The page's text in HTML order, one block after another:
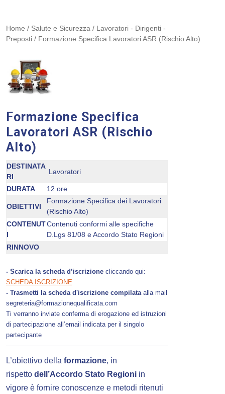
Home / Salute e Sicurezza / Lavoratori - Dirigenti -
Preposti / Formazione Specifica Lavoratori ASR (Rischio Alto)
Formazione Specifica
Lavoratori ASR (Rischio
Alto)
DESTINATA
RI
Lavoratori
DURATA 12 ore
OBIETTIVI
Formazione Specifica dei Lavoratori
(Rischio Alto)
CONTENUT
I
Contenuti conformi alle specifiche
D.Lgs 81/08 e Accordo Stato Regioni
RINNOVO
- Scarica la scheda d’iscrizione cliccando qui:
SCHEDA ISCRIZIONE
- Trasmetti la scheda d'iscrizione compilata alla mail
segreteria@formazionequalificata.com
Ti verranno inviate conferma di erogazione ed istruzioni
di partecipazione all’email indicata per il singolo
partecipante
L’obiettivo della formazione, in
rispetto dell’Accordo Stato Regioni in
vigore è fornire conoscenze e metodi ritenuti